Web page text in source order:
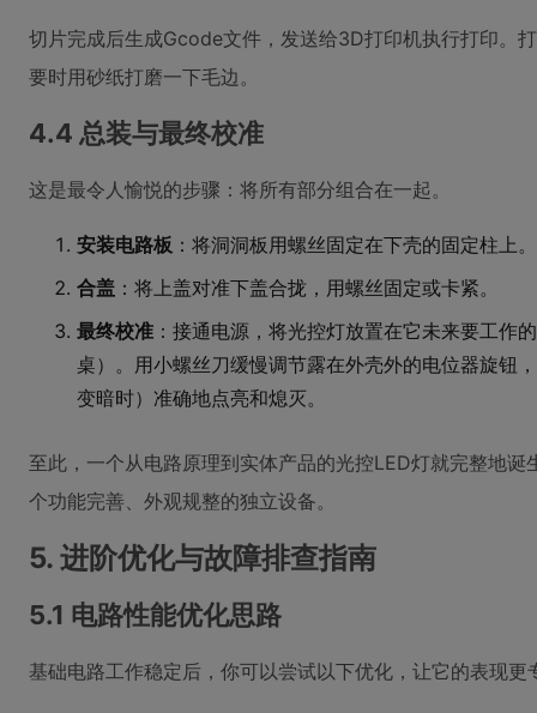
切片完成后生成Gcode文件，发送给3D打印机执行打印。
要时用砂纸打磨一下毛边。
4.4 总装与最终校准
这是最令人愉悦的步骤：将所有部分组合在一起。
安装电路板 ：将洞洞板用螺丝固定在下壳的固定柱上
合盖 ：将上盖对准下盖合拢，用螺丝固定或卡紧。
最终校准 ：接通电源，将光控灯放置在它未来要工作
桌）。用小螺丝刀缓慢调节露在外壳外的电位器旋钮
变暗时）准确地点亮和熄灭。
至此，一个从电路原理到实体产品的光控LED灯就完整地
个功能完善、外观规整的独立设备。
5. 进阶优化与故障排查指南
5.1 电路性能优化思路
基础电路工作稳定后，你可以尝试以下优化，让它的表现更